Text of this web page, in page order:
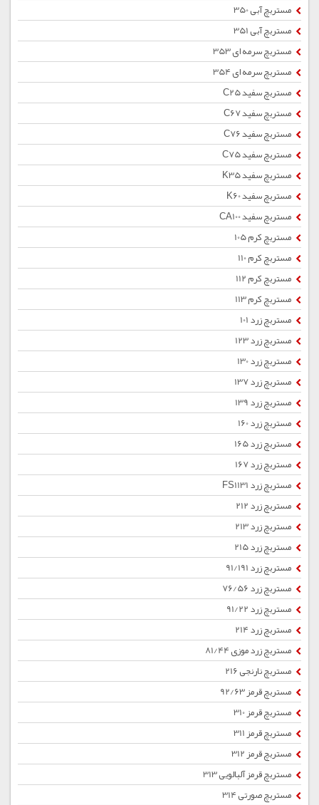
مستربچ آبی 350
مستربچ آبی 351
مستربچ سرمه ای 353
مستربچ سرمه ای 354
مستربچ سفید C25
مستربچ سفید C67
مستربچ سفید C76
مستربچ سفید C75
مستربچ سفید K35
مستربچ سفید K60
مستربچ سفید CA100
مستربچ کرم 105
مستربچ کرم 110
مستربچ کرم 112
مستربچ کرم 113
مستربچ زرد 101
مستربچ زرد 123
مستربچ زرد 130
مستربچ زرد 137
مستربچ زرد 139
مستربچ زرد 160
مستربچ زرد 165
مستربچ زرد 167
مستربچ زرد FS1131
مستربچ زرد 212
مستربچ زرد 213
مستربچ زرد 215
مستربچ زرد 91/191
مستربچ زرد 76/56
مستربچ زرد 91/22
مستربچ زرد 214
مستربچ زرد موزی 81/44
مستربچ نارنجی 216
مستربچ قرمز 92/63
مستربچ قرمز 310
مستربچ قرمز 311
مستربچ قرمز 312
مستربچ قرمز آلبالویی 313
مستربچ صورتی 314